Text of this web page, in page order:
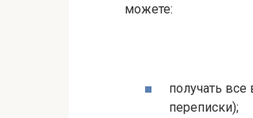
можете:
получать
переписки);